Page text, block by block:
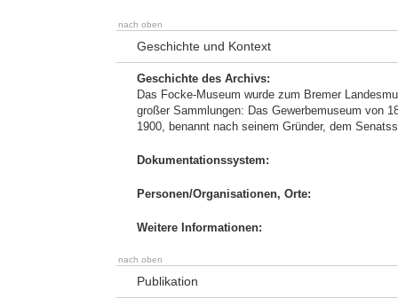
nach oben
Geschichte und Kontext
Geschichte des Archivs:
Das Focke-Museum wurde zum Bremer
großer Sammlungen: Das Gewerbemuseum von
1900, benannt nach seinem Gründer, dem
Dokumentationssystem:
Personen/Organisationen, Orte:
Weitere Informationen:
nach oben
Publikation